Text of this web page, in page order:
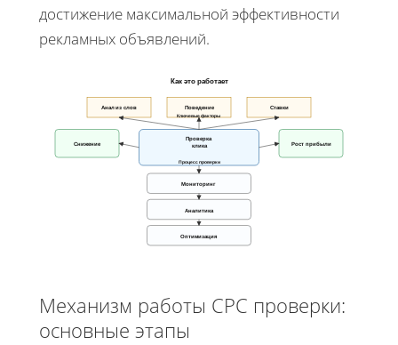
достижение максимальной эффективности
рекламных объявлений.
Как это работает
Анализ слов Поведение Ставки
Проверка
клика
Снижение Рост прибыли
Мониторинг
Аналитика
Оптимизация
Ключевые факторы
Процесс проверки
Механизм работы CPC проверки:
основные этапы